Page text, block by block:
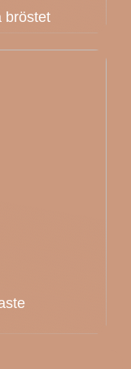
bröstet